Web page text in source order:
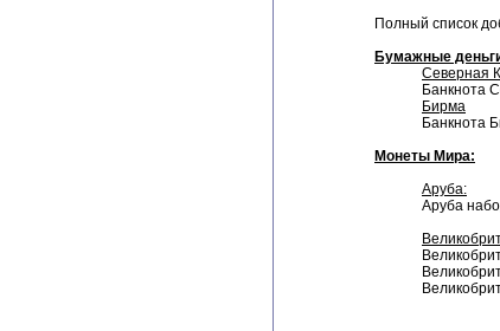
Полный список
Бумажные
Северная
Банкнота
Бирма
Банкнота
Монеты Мира:
Аруба:
Аруба